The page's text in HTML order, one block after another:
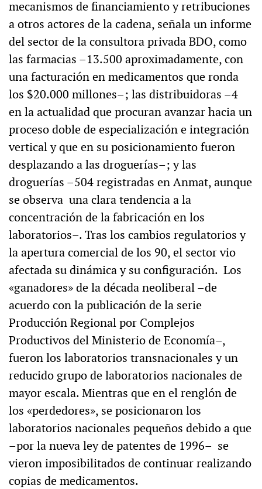
mecanismos de financiamiento y retribuciones
a otros actores de la cadena, señala un informe
del sector de la consultora privada BDO, como
las farmacias –13.500 aproximadamente, con
una facturación en medicamentos que ronda
los $20.000 millones–; las distribuidoras –4
en la actualidad que procuran avanzar hacia un
proceso doble de especialización e integración
vertical y que en su posicionamiento fueron
desplazando a las droguerías–; y las
droguerías –504 registradas en Anmat, aunque
se observa una clara tendencia a la
concentración de la fabricación en los
laboratorios–. Tras los cambios regulatorios y
la apertura comercial de los 90, el sector vio
afectada su dinámica y su configuración. Los
«ganadores» de la década neoliberal –de
acuerdo con la publicación de la serie
Producción Regional por Complejos
Productivos del Ministerio de Economía–,
fueron los laboratorios transnacionales y un
reducido grupo de laboratorios nacionales de
mayor escala. Mientras que en el renglón de
los «perdedores», se posicionaron los
laboratorios nacionales pequeños debido a que
–por la nueva ley de patentes de 1996– se
vieron imposibilitados de continuar realizando
copias de medicamentos.